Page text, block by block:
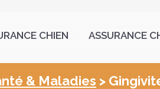
CHIEN ASSURANCE
& Maladies >